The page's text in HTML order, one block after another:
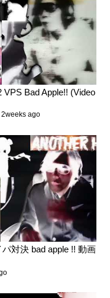
Bad Apple!! (Video
ago
対決 bad apple !! 動画